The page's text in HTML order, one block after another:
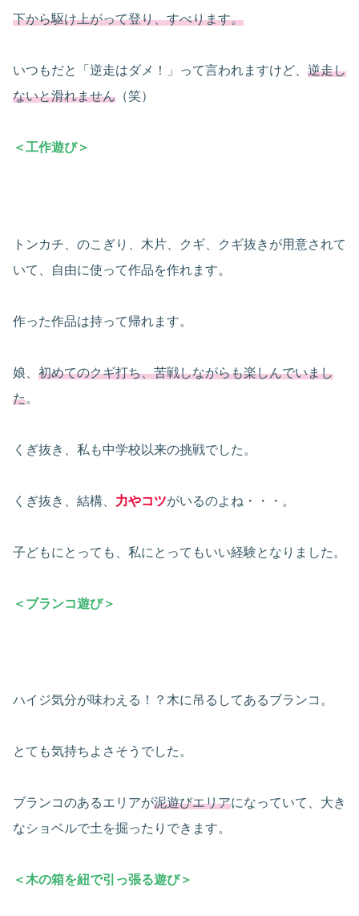
下から駆け上がって登り、すべります。
いつもだと「逆走はダメ！」って言われますけど、 逆走し
ないと滑れません （笑）
＜工作遊び＞
トンカチ、のこぎり、木片、クギ、クギ抜きが用意されて
いて、自由に使って作品を作れます。
作った作品は持って帰れます。
娘、 初めてのクギ打ち、苦戦しながらも楽しんでいまし
た。
くぎ抜き、私も中学校以来の挑戦でした。
くぎ抜き、結構、 力やコツがいるのよね・・・。
子どもにとっても、私にとってもいい経験となりました。
＜ブランコ遊び＞
ハイジ気分が味わえる！？木に吊るしてあるブランコ。
とても気持ちよさそうでした。
ブランコのあるエリアが泥遊びエリアになっていて、大き
なショベルで土を掘ったりできます。
＜木の箱を紐で引っ張る遊び＞